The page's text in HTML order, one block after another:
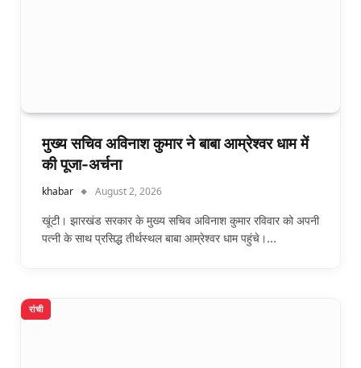
मुख्य सचिव अविनाश कुमार ने बाबा आम्रेश्वर धाम में
की पूजा-अर्चना
khabar August 2, 2026
खूंटी। झारखंड सरकार के मुख्य सचिव अविनाश कुमार रविवार को अपनी
पत्नी के साथ प्रसिद्ध तीर्थस्थल बाबा आम्रेश्वर धाम पहुंचे।…
रांची